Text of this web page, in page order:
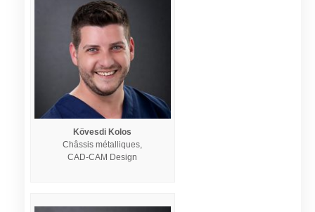
Kövesdi Kolos
Châssis métalliques,
CAD-CAM Design